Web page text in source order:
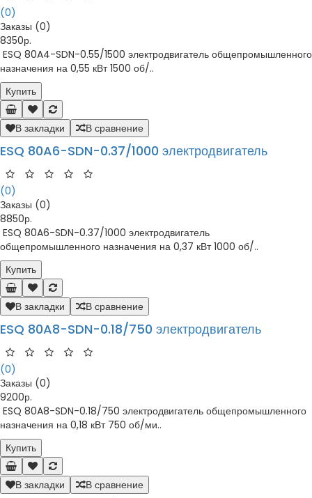
(0)
Заказы (0)
8350р.
ESQ 80A4-SDN-0.55/1500 электродвигатель общепромышленного
назначения на 0,55 кВт 1500 об/..
Купить
В закладки В сравнение
ESQ 80A6-SDN-0.37/1000 электродвигатель
(0)
Заказы (0)
8850р.
ESQ 80A6-SDN-0.37/1000 электродвигатель
общепромышленного назначения на 0,37 кВт 1000 об/..
Купить
В закладки В сравнение
ESQ 80A8-SDN-0.18/750 электродвигатель
(0)
Заказы (0)
9200р.
ESQ 80A8-SDN-0.18/750 электродвигатель общепромышленного
назначения на 0,18 кВт 750 об/ми..
Купить
В закладки В сравнение